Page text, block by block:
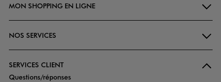
MON SHOPPING EN LIGNE
NOS SERVICES
SERVICES CLIENT
Questions/réponses